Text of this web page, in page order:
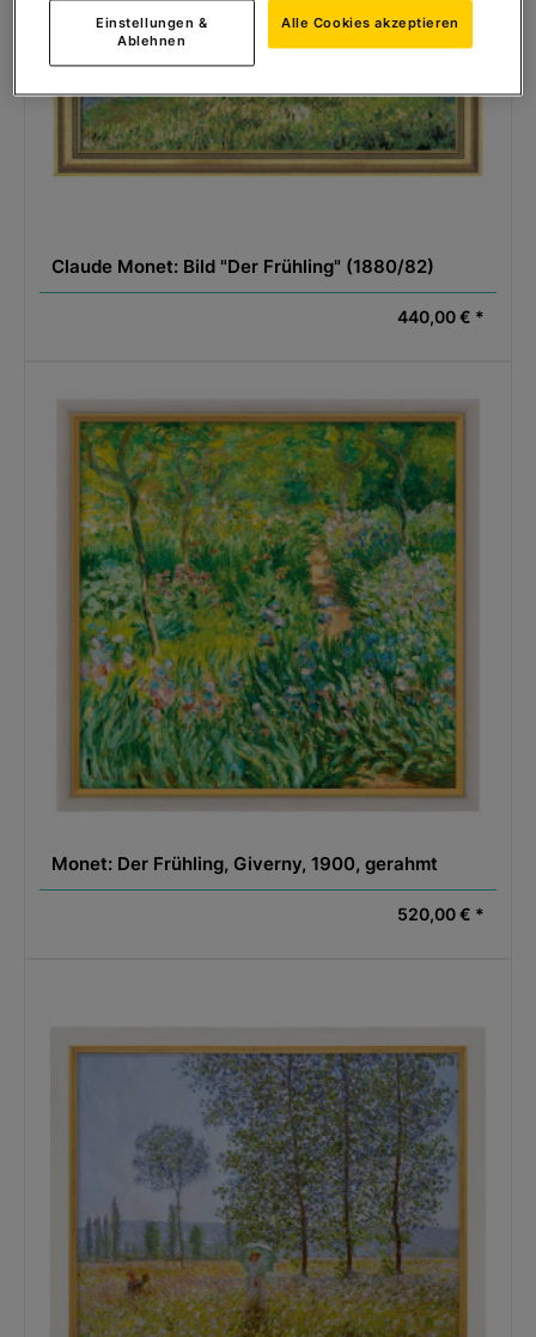
Claude Monet: Bild "Der Frühling" (1880/82)
440,00 € *
Monet: Der Frühling, Giverny, 1900, gerahmt
520,00 € *
Einstellungen &
Ablehnen
Alle Cookies akzeptieren